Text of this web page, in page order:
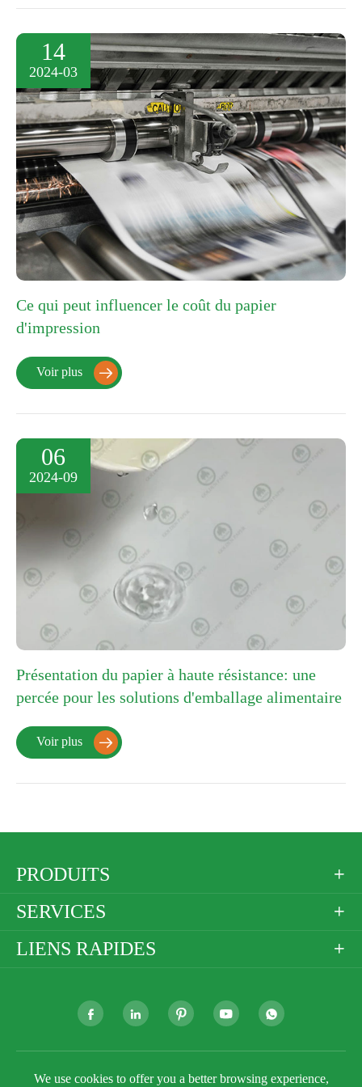
14
2024-03
Ce qui peut influencer le coût du papier
d'impression
Voir plus 
06
2024-09
Présentation du papier à haute résistance: une
percée pour les solutions d'emballage alimentaire
Voir plus 
PRODUITS 
SERVICES 
LIENS RAPIDES 
    
Droit d'auteur © Golden Paper Company LimitedTous

We use cookies to offer you a better browsing experience,